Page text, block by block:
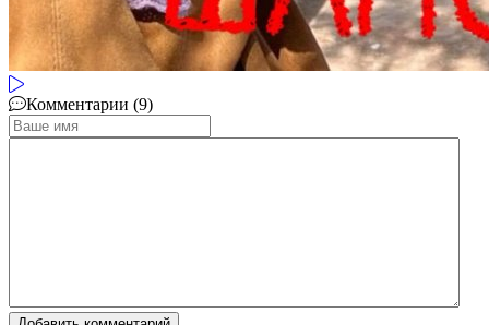
Комментарии (9)